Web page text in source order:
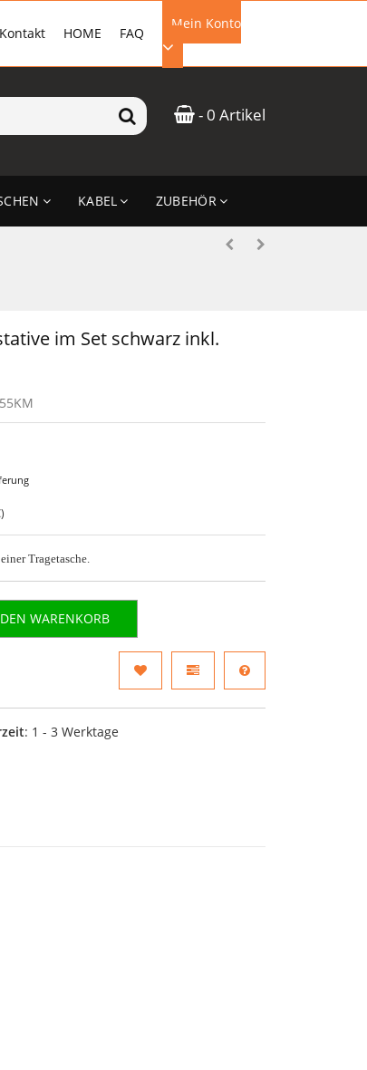
Mein Konto
EMAIL-ADRESSE
ANMELDEN
FAQ
HOME
Kontakt
- 0 Artikel
KABEL ZUBEHÖR
im Set schwarz inkl.
)
Tragetasche.
WARENKORB
: 1 - 3 Werktage